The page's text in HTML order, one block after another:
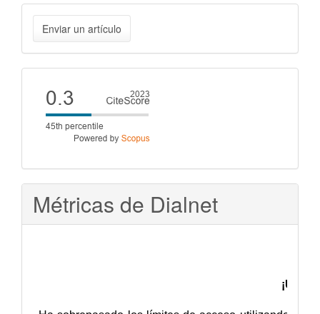
Enviar
un
artículo
Enviar un artículo
Cite
score
Métricas de Dialnet